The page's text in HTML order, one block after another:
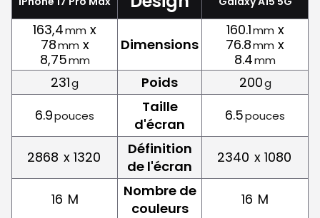
163,4mm x
78mm x
8,75mm
Dimensions
160.1mm x
76.8mm x
8.4mm
231g Poids 200g
6.9pouces
Taille
d'écran
6.5pouces
2868 x 1320
Définition
de l'écran
2340 x 1080
16 M
Nombre de
couleurs
16 M